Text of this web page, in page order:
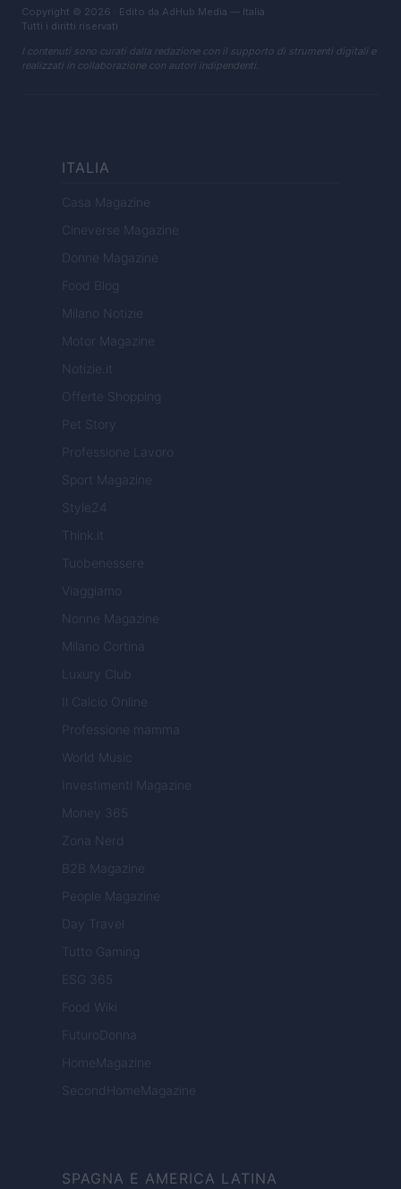
Copyright © 2026 · Edito da AdHub Media — Italia
Tutti i diritti riservati
I contenuti sono curati dalla redazione con il supporto di strumenti digitali e
realizzati in collaborazione con autori indipendenti.
ITALIA
Casa Magazine
Cineverse Magazine
Donne Magazine
Food Blog
Milano Notizie
Motor Magazine
Notizie.it
Offerte Shopping
Pet Story
Professione Lavoro
Sport Magazine
Style24
Think.it
Tuobenessere
Viaggiamo
Nonne Magazine
Milano Cortina
Luxury Club
Il Calcio Online
Professione mamma
World Music
Investimenti Magazine
Money 365
Zona Nerd
B2B Magazine
People Magazine
Day Travel
Tutto Gaming
ESG 365
Food Wiki
FuturoDonna
HomeMagazine
SecondHomeMagazine
SPAGNA E AMERICA LATINA